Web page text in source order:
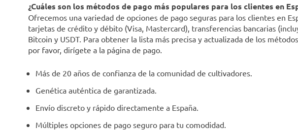
¿Cuáles son los métodos de pago más populares para los clientes en
Ofrecemos una variedad de opciones de pago seguras para los clientes en
tarjetas de crédito y débito (Visa, Mastercard), transferencias bancarias
Bitcoin y USDT. Para obtener la lista más precisa y actualizada de los
por favor, dirígete a la página de pago.
Más de 20 años de confianza de la comunidad de cultivadores.
Genética auténtica de garantizada.
Envío discreto y rápido directamente a España.
Múltiples opciones de pago seguro para tu comodidad.